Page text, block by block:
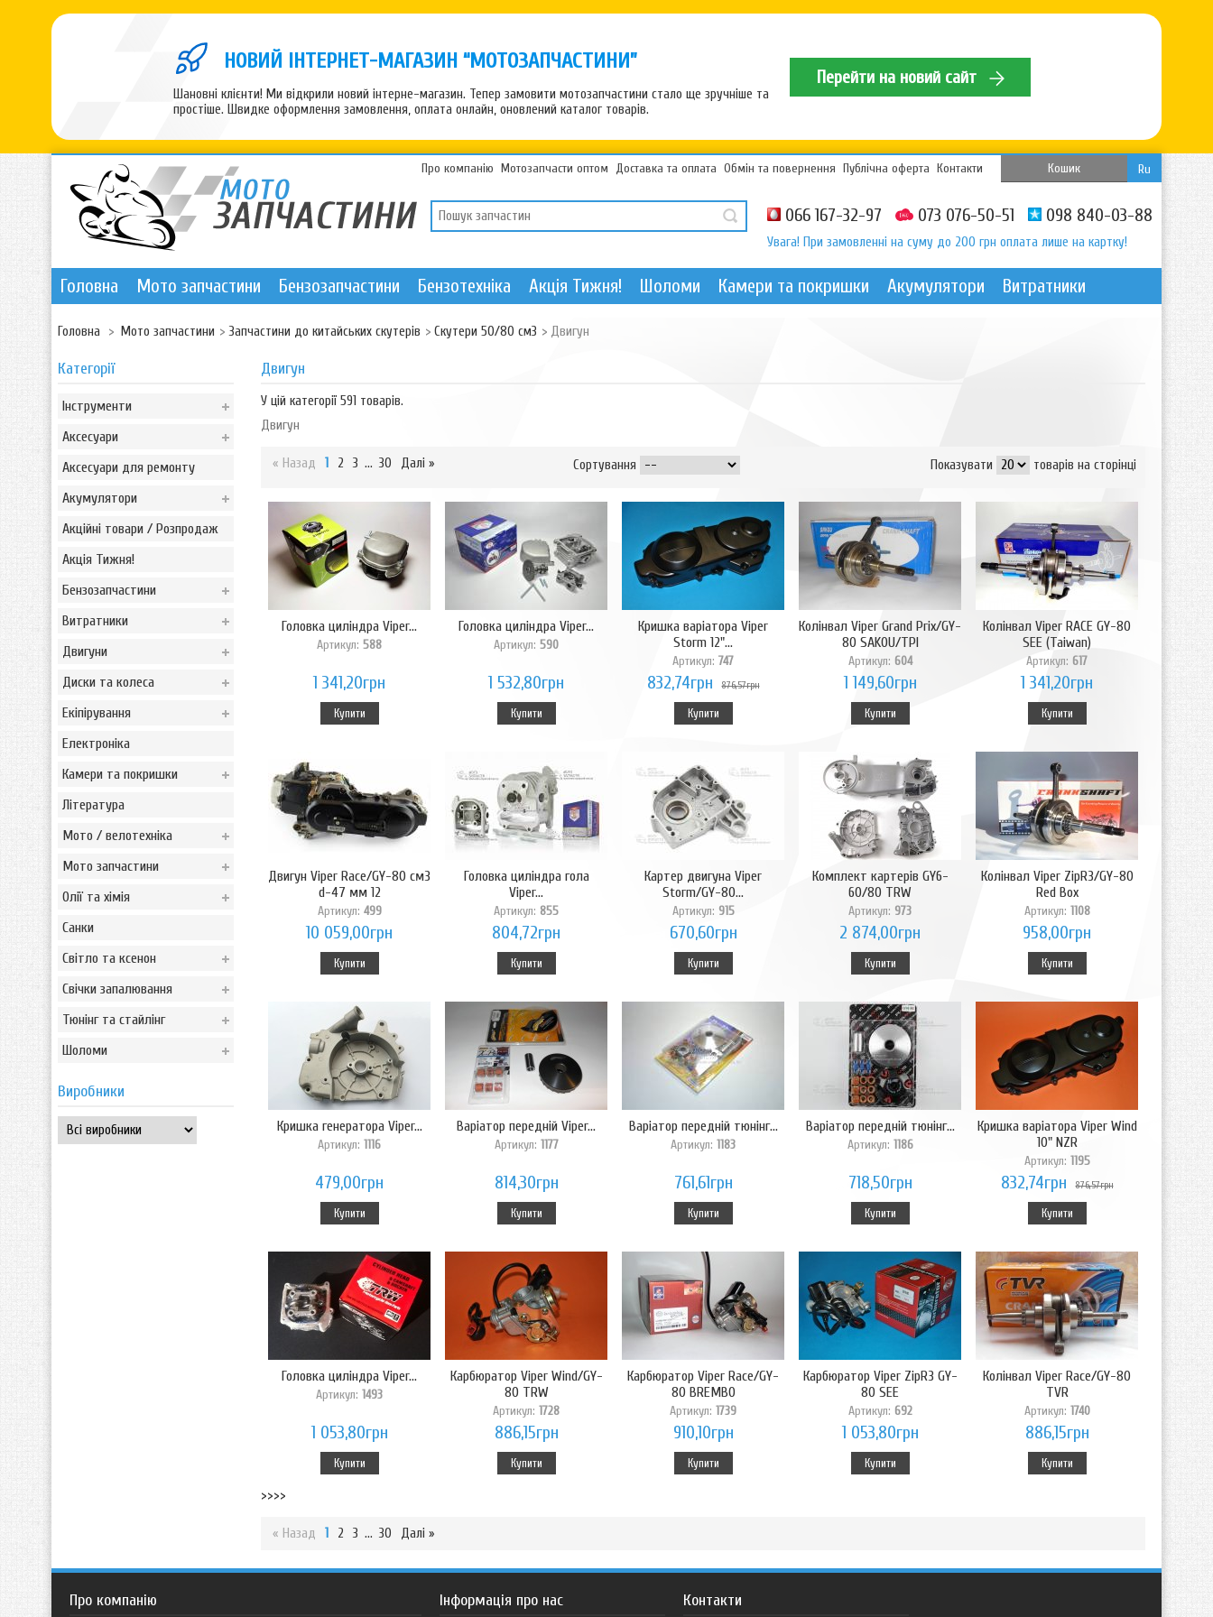
НОВИЙ ІНТЕРНЕТ-МАГАЗИН “МОТОЗАПЧАСТИНИ”
Шановні клієнти! Ми відкрили новий інтерне-магазин. Тепер замовити мотозапчастини стало ще зручніше та
простіше. Швидке оформлення замовлення, оплата онлайн, оновлений каталог товарів.
Перейти на новий сайт
Ru
Про компанію Мотозапчасти оптом Доставка та оплата Обмін та повернення Публічна оферта Контакти Кошик
066 167-32-97 073 076-50-51 098 840-03-88
Увага! При замовленні на суму до 200 грн оплата лише на картку!
Головна Мото запчастини Бензозапчастини Бензотехніка Акція Тижня! Шоломи Камери та покришки Акумулятори Витратники
Головна > Мото запчастини > Запчастини до китайських скутерів > Скутери 50/80 см3 > Двигун
Категорії
Інструменти
Аксесуари
Аксесуари для ремонту
Акумулятори
Акційні товари / Розпродаж
Акція Тижня!
Бензозапчастини
Витратники
Двигуни
Диски та колеса
Екіпірування
Електроніка
Камери та покришки
Література
Мото / велотехніка
Мото запчастини
Олії та хімія
Санки
Світло та ксенон
Свічки запалювання
Тюнінг та стайлінг
Шоломи
Виробники
Двигун
У цій категорії 591 товарів.
Двигун
« Назад 1 2 3 ... 30 Далі » Показувати товарів на сторінці
Сортування
Головка циліндра Viper...
Артикул: 588
1 341,20грн
Купити
Головка циліндра Viper...
Артикул: 590
1 532,80грн
Купити
Кришка варіатора Viper
Storm 12"...
Артикул: 747
832,74грн 876,57грн
Купити
Колінвал Viper Grand Prix/GY-
80 SAKOU/TPI
Артикул: 604
1 149,60грн
Купити
Колінвал Viper RACE GY-80
SEE (Taiwan)
Артикул: 617
1 341,20грн
Купити
Двигун Viper Race/GY-80 см3
d-47 мм 12
Артикул: 499
10 059,00грн
Купити
Головка циліндра гола
Viper...
Артикул: 855
804,72грн
Купити
Картер двигуна Viper
Storm/GY-80...
Артикул: 915
670,60грн
Купити
Комплект картерів GY6-
60/80 TRW
Артикул: 973
2 874,00грн
Купити
Колінвал Viper ZipR3/GY-80
Red Box
Артикул: 1108
958,00грн
Купити
Кришка генератора Viper...
Артикул: 1116
479,00грн
Купити
Варіатор передній Viper...
Артикул: 1177
814,30грн
Купити
Варіатор передній тюнінг...
Артикул: 1183
761,61грн
Купити
Варіатор передній тюнінг...
Артикул: 1186
718,50грн
Купити
Кришка варіатора Viper Wind
10" NZR
Артикул: 1195
832,74грн 876,57грн
Купити
Головка циліндра Viper...
Артикул: 1493
1 053,80грн
Купити
Карбюратор Viper Wind/GY-
80 TRW
Артикул: 1728
886,15грн
Купити
Карбюратор Viper Race/GY-
80 BREMBO
Артикул: 1739
910,10грн
Купити
Карбюратор Viper ZipR3 GY-
80 SEE
Артикул: 692
1 053,80грн
Купити
Колінвал Viper Race/GY-80
TVR
Артикул: 1740
886,15грн
Купити
>>>>
« Назад 1 2 3 ... 30 Далі »
Про компанію Інформація про нас Контакти